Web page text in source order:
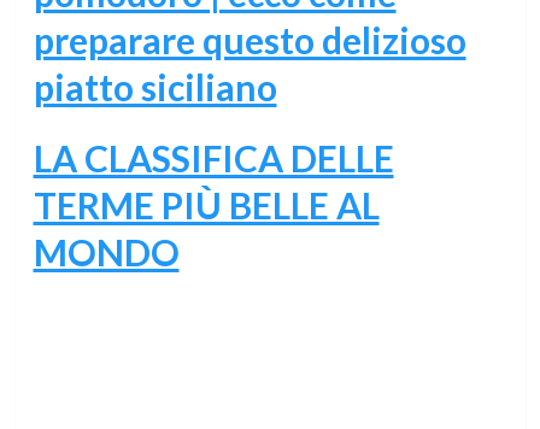
preparare questo delizioso
piatto siciliano
LA CLASSIFICA DELLE
TERME PIÙ BELLE AL
MONDO